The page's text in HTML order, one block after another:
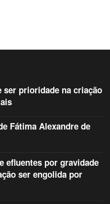
prioridade na criação
Fátima Alexandre de
efluentes por gravidade
ser engolida por